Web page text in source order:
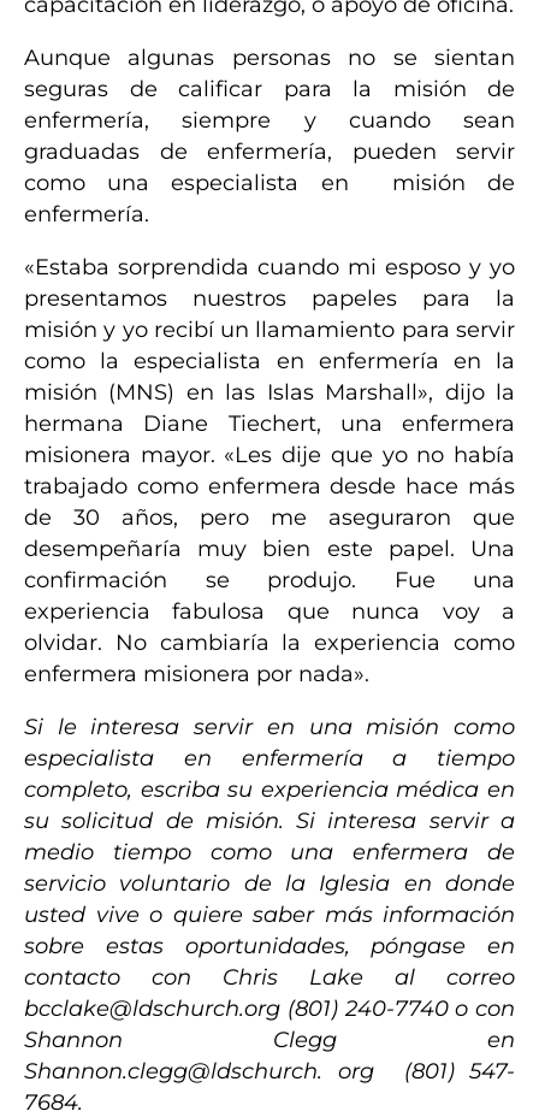
Aunque algunas personas no se sientan
seguras de calificar para la misión de
enfermería, siempre y cuando sean
graduadas de enfermería, pueden servir
como una especialista en misión de
enfermería.
«Estaba sorprendida cuando mi esposo y yo
presentamos nuestros papeles para la
misión y yo recibí un llamamiento para servir
como la especialista en enfermería en la
misión (MNS) en las Islas Marshall», dijo la
hermana Diane Tiechert, una enfermera
misionera mayor. «Les dije que yo no había
trabajado como enfermera desde hace más
de 30 años, pero me aseguraron que
desempeñaría muy bien este papel. Una
confirmación se produjo. Fue una
experiencia fabulosa que nunca voy a
olvidar. No cambiaría la experiencia como
enfermera misionera por nada».
Si le interesa servir en una misión como
especialista en enfermería a tiempo
completo, escriba su experiencia médica en
su solicitud de misión. Si interesa servir a
medio tiempo como una enfermera de
servicio voluntario de la Iglesia en donde
usted vive o quiere saber más información
sobre estas oportunidades, póngase en
contacto con Chris Lake al correo
bcclake@ldschurch.org (801) 240-7740 o con
Shannon Clegg en
Shannon.clegg@ldschurch. org (801) 547-
7684.